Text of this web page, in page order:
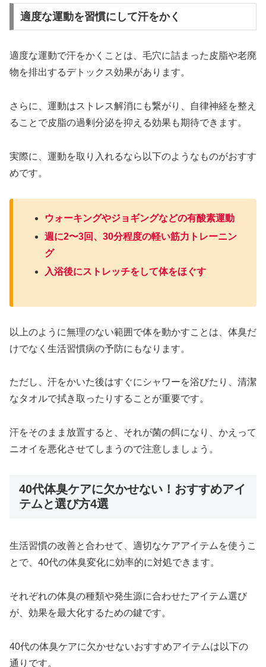
適度な運動を習慣にして汗をかく
適度な運動で汗をかくことは、毛穴に詰まった皮脂や老廃
物を排出するデトックス効果があります。
さらに、運動はストレス解消にも繋がり、自律神経を整え
ることで皮脂の過剰分泌を抑える効果も期待できます。
実際に、運動を取り入れるなら以下のようなものがおすす
めです。
ウォーキングやジョギングなどの有酸素運動
週に2〜3回、30分程度の軽い筋力トレーニン
グ
入浴後にストレッチをして体をほぐす
以上のように無理のない範囲で体を動かすことは、体臭だ
けでなく生活習慣病の予防にもなります。
ただし、汗をかいた後はすぐにシャワーを浴びたり、清潔
なタオルで拭き取ったりすることが重要です。
汗をそのまま放置すると、それが菌の餌になり、かえって
ニオイを悪化させてしまうので注意しましょう。
40代体臭ケアに欠かせない！おすすめアイ
テムと選び方4選
生活習慣の改善と合わせて、適切なケアアイテムを使うこ
とで、40代の体臭変化に効率的に対処できます。
それぞれの体臭の種類や発生源に合わせたアイテム選び
が、効果を最大化するための鍵です。
40代の体臭ケアに欠かせないおすすめアイテムは以下の
通りです。